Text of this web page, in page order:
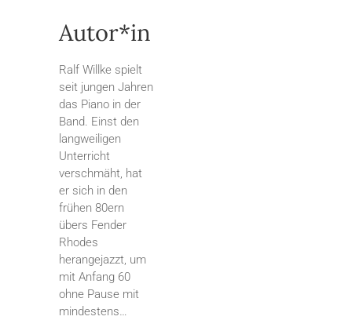
Autor*in
Ralf Willke spielt
seit jungen Jahren
das Piano in der
Band. Einst den
langweiligen
Unterricht
verschmäht, hat
er sich in den
frühen 80ern
übers Fender
Rhodes
herangejazzt, um
mit Anfang 60
ohne Pause mit
mindestens…